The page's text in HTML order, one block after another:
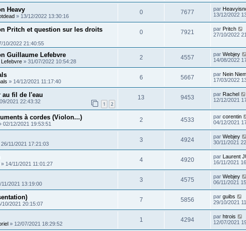
Heavy
» 13/12/2022 13:30:16
0 7677 par
13/12/2022
Pritch et question sur les droits
10/2022 21:40:55
0 7921 par Pritch
27/10/2022
Guillaume Lefebvre
Lefebvre » 31/07/2022 10:54:28
2 4557 par Webjey
14/08/2022
» 14/12/2021 11:17:40
6 5667 par Nein
17/03/2022
au fil de l'eau
2021 22:43:32 1 2
13 9453 par Rachel
12/12/2021
à cordes (Violon...)
02/12/2021 19:53:51
2 4533 par corentin
04/12/2021
26/11/2021 17:21:03
3 4924 par Webjey
30/11/2021
» 14/11/2021 11:01:27
4 4920 par Laurent
16/11/2021
11/2021 13:19:00
3 4575 par Webjey
06/11/2021
10/2021 20:15:07
7 5856 par guibs
29/10/2021
» 12/07/2021 18:29:52
1 4294 par htrois
12/07/2021